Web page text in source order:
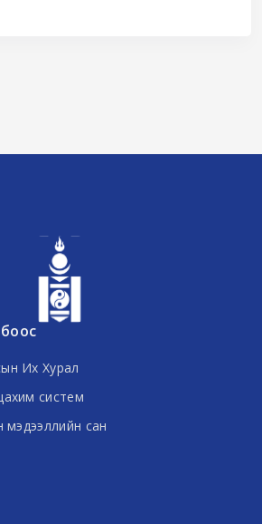
Их Хурал
систем
мэдээллийн сан